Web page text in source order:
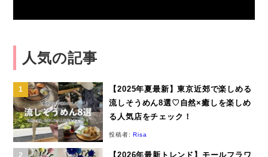
人気の記事
【2025年夏最新】東京近郊で楽しめる
流しそうめん8選♡自然×癒しを楽しめ
る人気店をチェック！
投稿者:Risa
【2026年最新トレンド】モールフラワ